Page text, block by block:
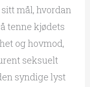
mål, hvordan
tenne kjødets
og hovmod,
seksuelt
syndige lyst